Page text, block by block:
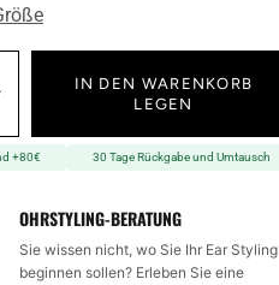
IN DEN WARENKORB
LEGEN
+80€ 30 Tage Rückgabe und Umtausch
OHRSTYLING-BERATUNG
Sie wissen nicht, wo Sie Ihr Ear Styling
beginnen sollen? Erleben Sie eine